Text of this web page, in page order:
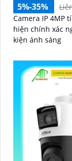
5%-35%
Camera IP 4MP
hiện chính xác
kiện ánh sáng